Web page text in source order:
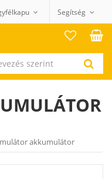
Segítség
akkumulátor